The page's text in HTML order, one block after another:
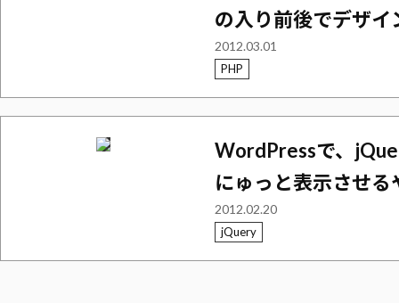
の入り前後でデザ
2012.03.01
PHP
WordPressで、
にゅっと表示させ
2012.02.20
jQuery